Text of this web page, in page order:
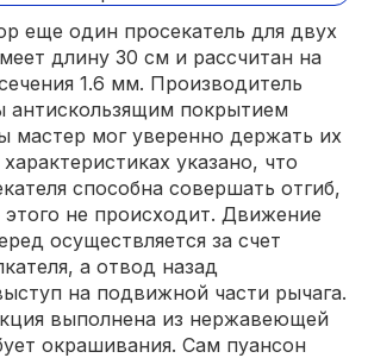
еще один просекатель для двух
длину 30 см и рассчитан на
1.6 мм. Производитель
антискользящим покрытием
мастер мог уверенно держать их
указано, что
способна совершать отгиб,
этого не происходит. Движение
осуществляется за счет
а отвод назад
на подвижной части рычага.
выполнена из нержавеющей
окрашивания. Сам пуансон